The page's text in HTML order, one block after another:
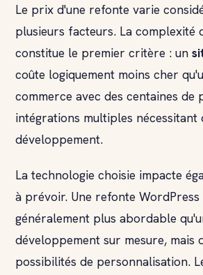
Le prix d'une refonte varie
plusieurs facteurs. La complexité
constitue le premier critère : un
coûte logiquement moins cher
commerce avec des centaines de
intégrations multiples nécessitant
développement.
La technologie choisie impacte
à prévoir. Une refonte
généralement plus abordable
développement sur mesure, mais
possibilités de personnalisation.